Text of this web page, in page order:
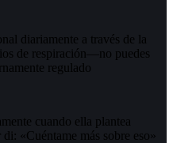
diariamente a través de la
de respiración—no puedes
regulado
cuando ella plantea
«Cuéntame más sobre eso»